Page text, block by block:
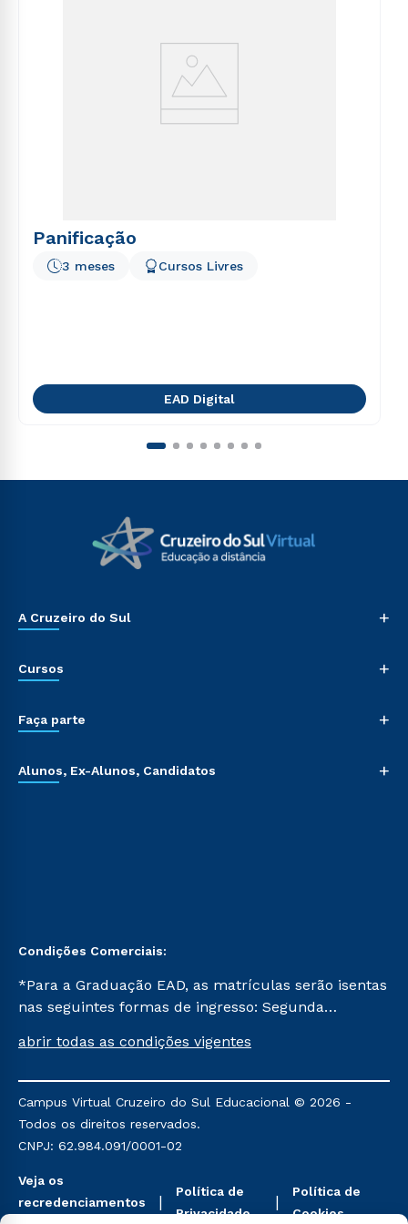
Panificação
3 meses Cursos Livres
EAD Digital
A Cruzeiro do Sul +
Cursos +
Faça parte +
Alunos, Ex-Alunos, Candidatos +
Condições Comerciais:
*Para a Graduação EAD, as matrículas serão isentas
nas seguintes formas de ingresso: Segunda
Já para as demais, a taxa de matrícula será de R$
mencionadas são referentes aos cursos: Ensino
Religioso, Geografia para a Docência e Metodologia
do Ensino de História: Questões Atuais.
abrir todas as condições vigentes
Campus Virtual Cruzeiro do Sul Educacional © 2026 -
Todos os direitos reservados.
CNPJ: 62.984.091/0001-02
Veja os
recredenciamentos
Política de
Privacidade
Política de
Cookies